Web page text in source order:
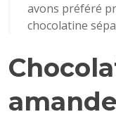
avons préféré
chocolatine